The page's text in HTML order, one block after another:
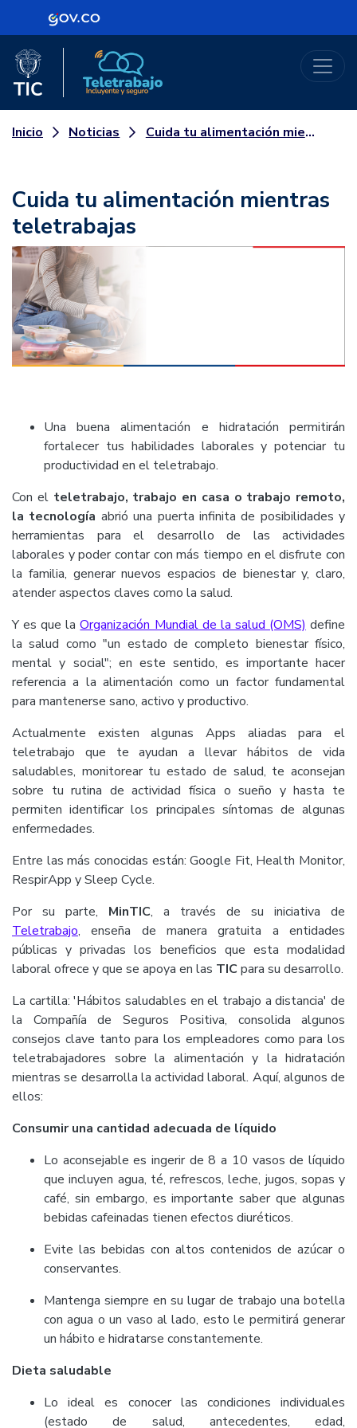
Logo Gobierno de Colombia
Logo del Ministerio TIC
Inicio Noticias Cuida tu alimentación mientras teletrabajas
Cuida tu alimentación mientras
teletrabajas
Una buena alimentación e hidratación permitirán
fortalecer tus habilidades laborales y potenciar tu
productividad en el teletrabajo.
Con el teletrabajo, trabajo en casa o trabajo remoto,
la tecnología abrió una puerta infinita de posibilidades y
herramientas para el desarrollo de las actividades
laborales y poder contar con más tiempo en el disfrute con
la familia, generar nuevos espacios de bienestar y, claro,
atender aspectos claves como la salud.
Y es que laOrganización Mundial de la salud (OMS) define
la salud como "un estado de completo bienestar físico,
mental y social"; en este sentido, es importante hacer
referencia a la alimentación como un factor fundamental
para mantenerse sano, activo y productivo.
Actualmente existen algunas Apps aliadas para el
teletrabajo que te ayudan a llevar hábitos de vida
saludables, monitorear tu estado de salud, te aconsejan
sobre tu rutina de actividad física o sueño y hasta te
permiten identificar los principales síntomas de algunas
enfermedades.
Entre las más conocidas están: Google Fit, Health Monitor,
RespirApp y Sleep Cycle.
Por su parte, MinTIC, a través de su iniciativa de
Teletrabajo, enseña de manera gratuita a entidades
públicas y privadas los beneficios que esta modalidad
laboral ofrece y que se apoya en las TIC para su desarrollo.
La cartilla: 'Hábitos saludables en el trabajo a distancia' de
la Compañía de Seguros Positiva, consolida algunos
consejos clave tanto para los empleadores como para los
teletrabajadores sobre la alimentación y la hidratación
mientras se desarrolla la actividad laboral. Aquí, algunos de
ellos:
Consumir una cantidad adecuada de líquido
Lo aconsejable es ingerir de 8 a 10 vasos de líquido
que incluyen agua, té, refrescos, leche, jugos, sopas y
café, sin embargo, es importante saber que algunas
bebidas cafeinadas tienen efectos diuréticos.
Evite las bebidas con altos contenidos de azúcar o
conservantes.
Mantenga siempre en su lugar de trabajo una botella
con agua o un vaso al lado, esto le permitirá generar
un hábito e hidratarse constantemente.
Dieta saludable
Lo ideal es conocer las condiciones individuales
(estado de salud, antecedentes, edad,